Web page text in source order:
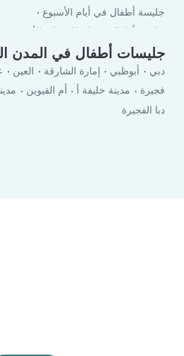
جليسة أطفال في أيام الأسبوع
جليسة أطفال في لعطلة نهاية الأسبوع
جليسات أطفال في المدن
دبي أبوظبي إمارة الشارقة العين
فجيرة
مدينة خليفة أ أم القيوين
دبا الفجيرة